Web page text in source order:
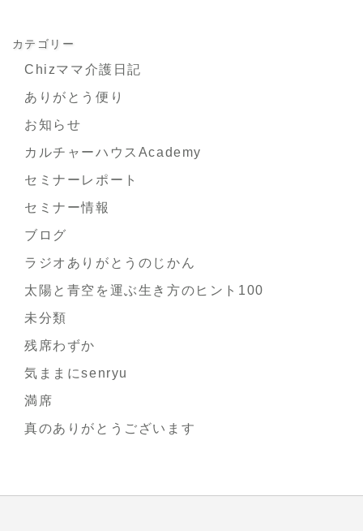
カテゴリー
Chizママ介護日記
ありがとう便り
お知らせ
カルチャーハウスAcademy
セミナーレポート
セミナー情報
ブログ
ラジオありがとうのじかん
太陽と青空を運ぶ生き方のヒント100
未分類
残席わずか
気ままにsenryu
満席
真のありがとうございます